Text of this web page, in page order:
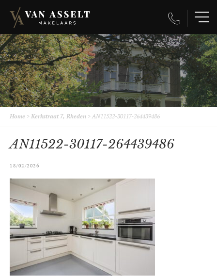
Home > Kerkstraat 7, Rheden >AN11522-30117-264439486
AN11522-30117-264439486
18/02/2026